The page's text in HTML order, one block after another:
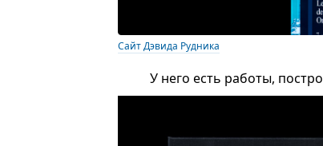
Сайт Дэвида Рудника
У него есть работы,